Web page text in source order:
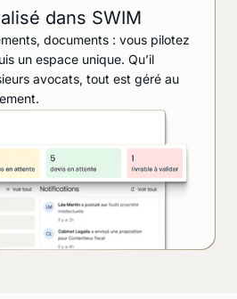
dans SWIM
documents : vous pilotez
un espace unique. Qu’il
avocats, tout est géré au